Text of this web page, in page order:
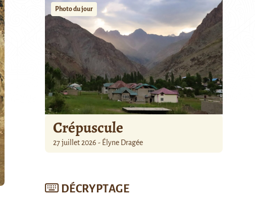
Photo du jour
Crépuscule
27 juillet 2026 - Élyne Dragée
DÉCRYPTAGE